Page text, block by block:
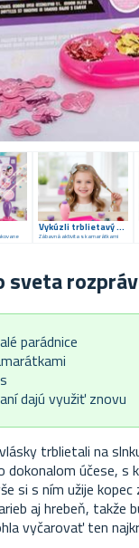
Vykúzli trblietavý účes
Zábavná aktivita s kamarátkami
sveta
parádnice
dajú využiť znovu
trblietali na
dokonalom účese,
si s ním užije
aj hrebeň, takže
vyčarovať ten